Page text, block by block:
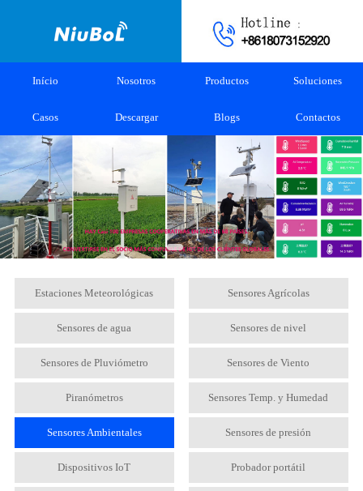
Início Nosotros Productos Soluciones
Casos Descargar Blogs Contactos
Estaciones Meteorológicas Sensores Agrícolas
Sensores de agua Sensores de nivel
Sensores de Pluviómetro Sensores de Viento
Piranómetros Sensores Temp. y Humedad
Sensores Ambientales Sensores de presión
Dispositivos IoT Probador portátil